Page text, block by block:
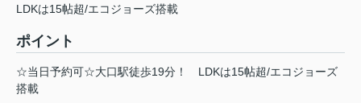
LDKは15帖超/エコジョーズ搭載
ポイント
☆当日予約可☆大口駅徒歩19分！
LDKは15帖超/エコジョーズ
搭載